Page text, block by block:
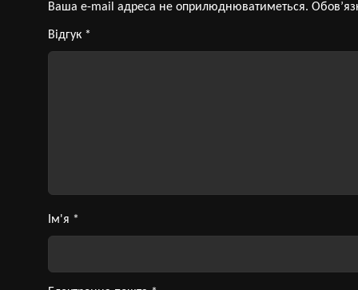
Ваша e-mail адреса не оприлюднюватиметься.
Відгук *
Ім'я *